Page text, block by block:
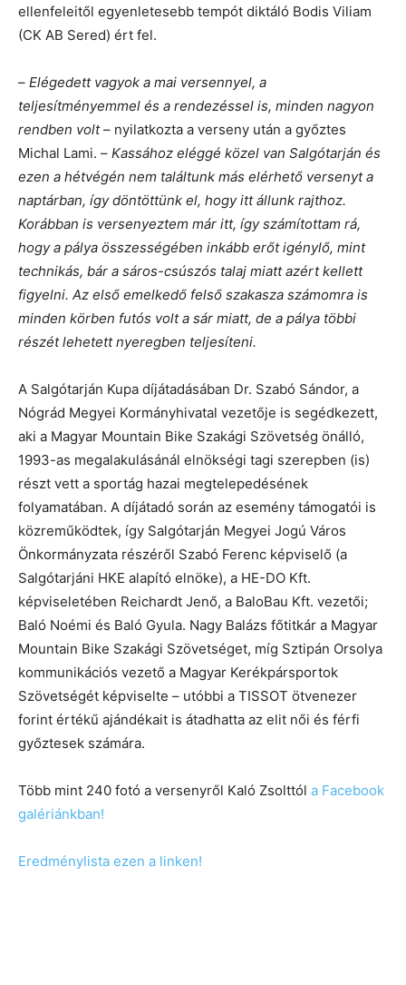
ellenfeleitől egyenletesebb tempót diktáló Bodis Viliam
(CK AB Sered) ért fel.
– Elégedett vagyok a mai versennyel, a
teljesítményemmel és a rendezéssel is, minden nagyon
rendben volt– nyilatkozta a verseny után a győztes
Michal Lami. – Kassához eléggé közel van Salgótarján és
ezen a hétvégén nem találtunk más elérhető versenyt a
naptárban, így döntöttünk el, hogy itt állunk rajthoz.
Korábban is versenyeztem már itt, így számítottam rá,
hogy a pálya összességében inkább erőt igénylő, mint
technikás, bár a sáros-csúszós talaj miatt azért kellett
figyelni. Az első emelkedő felső szakasza számomra is
minden körben futós volt a sár miatt, de a pálya többi
részét lehetett nyeregben teljesíteni.
A Salgótarján Kupa díjátadásában Dr. Szabó Sándor, a
Nógrád Megyei Kormányhivatal vezetője is segédkezett,
aki a Magyar Mountain Bike Szakági Szövetség önálló,
1993-as megalakulásánál elnökségi tagi szerepben (is)
részt vett a sportág hazai megtelepedésének
folyamatában. A díjátadó során az esemény támogatói is
közreműködtek, így Salgótarján Megyei Jogú Város
Önkormányzata részéről Szabó Ferenc képviselő (a
Salgótarjáni HKE alapító elnöke), a HE-DO Kft.
képviseletében Reichardt Jenő, a BaloBau Kft. vezetői;
Baló Noémi és Baló Gyula. Nagy Balázs főtitkár a Magyar
Mountain Bike Szakági Szövetséget, míg Sztipán Orsolya
kommunikációs vezető a Magyar Kerékpársportok
Szövetségét képviselte – utóbbi a TISSOT ötvenezer
forint értékű ajándékait is átadhatta az elit női és férfi
győztesek számára.
Több mint 240 fotó a versenyről Kaló Zsolttól a Facebook
galériánkban!
Eredménylista ezen a linken!